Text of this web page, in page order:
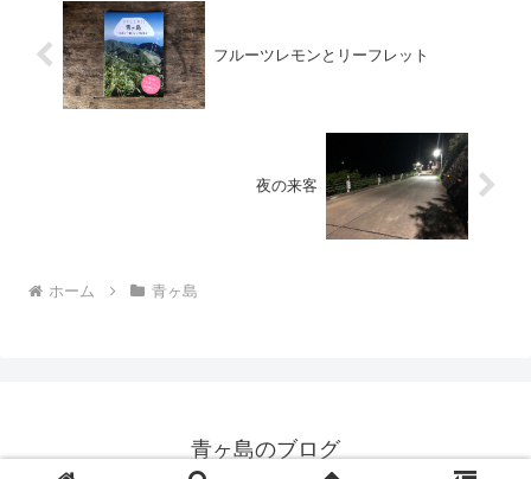
フルーツレモンとリーフレット
夜の来客
ホーム 青ヶ島
青ヶ島のブログ